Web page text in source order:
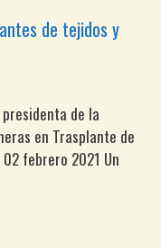
de tejidos y
de la
en Trasplante de
02 febrero 2021 Un